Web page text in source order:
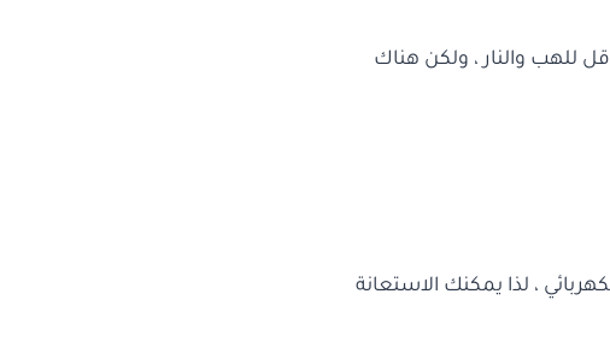
للهب والنار ، ولكن هناك
، لذا يمكنك الاستعانة